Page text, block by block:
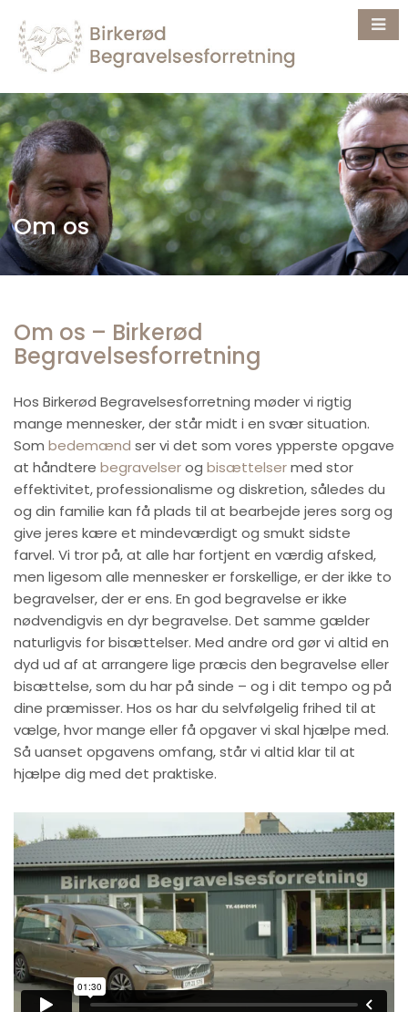
Om os
Om os – Birkerød
Begravelsesforretning
Hos Birkerød Begravelsesforretning møder vi rigtig
mange mennesker, der står midt i en svær situation.
Som bedemænd ser vi det som vores ypperste opgave
at håndtere begravelserog bisættelsermed stor
effektivitet, professionalisme og diskretion, således du
og din familie kan få plads til at bearbejde jeres sorg og
give jeres kære et mindeværdigt og smukt sidste
farvel. Vi tror på, at alle har fortjent en værdig afsked,
men ligesom alle mennesker er forskellige, er der ikke to
begravelser, der er ens. En god begravelse er ikke
nødvendigvis en dyr begravelse. Det samme gælder
naturligvis for bisættelser. Med andre ord gør vi altid en
dyd ud af at arrangere lige præcis den begravelse eller
bisættelse, som du har på sinde – og i dit tempo og på
dine præmisser. Hos os har du selvfølgelig frihed til at
vælge, hvor mange eller få opgaver vi skal hjælpe med.
Så uanset opgavens omfang, står vi altid klar til at
hjælpe dig med det praktiske.